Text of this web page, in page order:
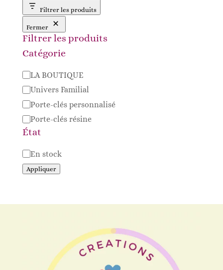
Filtrer les produits
Fermer
Filtrer les produits
Catégorie
Catégorie
LA BOUTIQUE
Univers Familial
Porte-clés personnalisé
Porte-clés résine
État
Disponibilité
En stock
Appliquer